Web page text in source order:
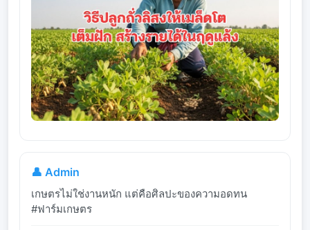
👤 Admin
เกษตรไม่ใช่งานหนัก แต่คือศิลปะของความอดทน
#ฟาร์มเกษตร